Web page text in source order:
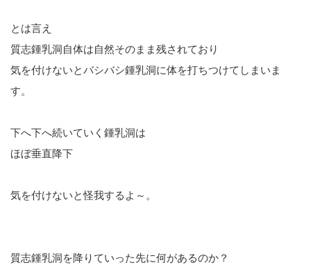
とは言え
質志鍾乳洞自体は自然そのまま残されており
気を付けないとバシバシ鍾乳洞に体を打ちつけてしまいま
す。
下へ下へ続いていく鍾乳洞は
ほぼ垂直降下
気を付けないと怪我するよ～。
質志鍾乳洞を降りていった先に何があるのか？